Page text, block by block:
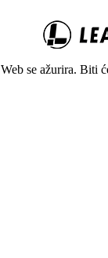
Web se ažurira. Biti